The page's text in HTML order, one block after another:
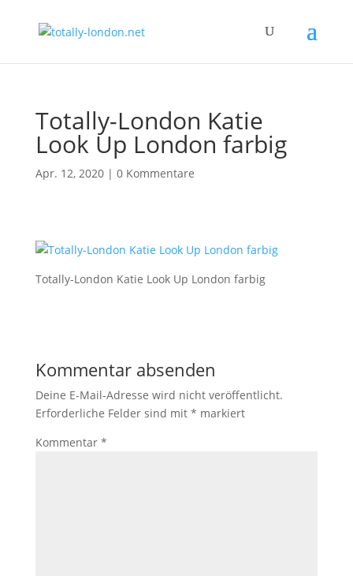
Totally-London Katie
Look Up London farbig
Apr. 12, 2020| 0 Kommentare
Totally-London Katie Look Up London farbig
Kommentar absenden
Deine E-Mail-Adresse wird nicht veröffentlicht.
Erforderliche Felder sind mit * markiert
Kommentar *